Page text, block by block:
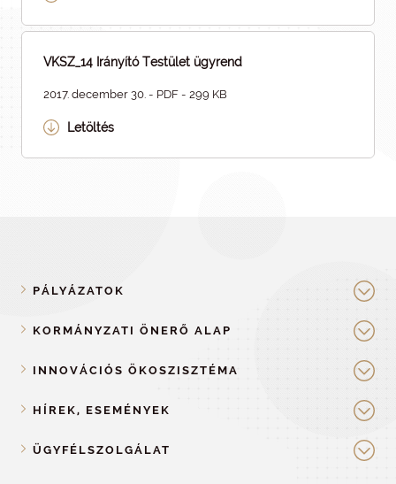
VKSZ_14 Irányító Testület ügyrend
2017. december 30. - PDF - 299 KB
Letöltés
PÁLYÁZATOK
KORMÁNYZATI ÖNERŐ ALAP
INNOVÁCIÓS ÖKOSZISZTÉMA
HÍREK, ESEMÉNYEK
ÜGYFÉLSZOLGÁLAT